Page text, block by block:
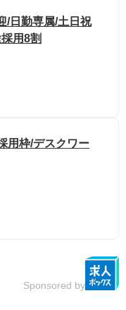
/日勤専属/土日祝
用8割
用枠/デスクワー
Sponsored by